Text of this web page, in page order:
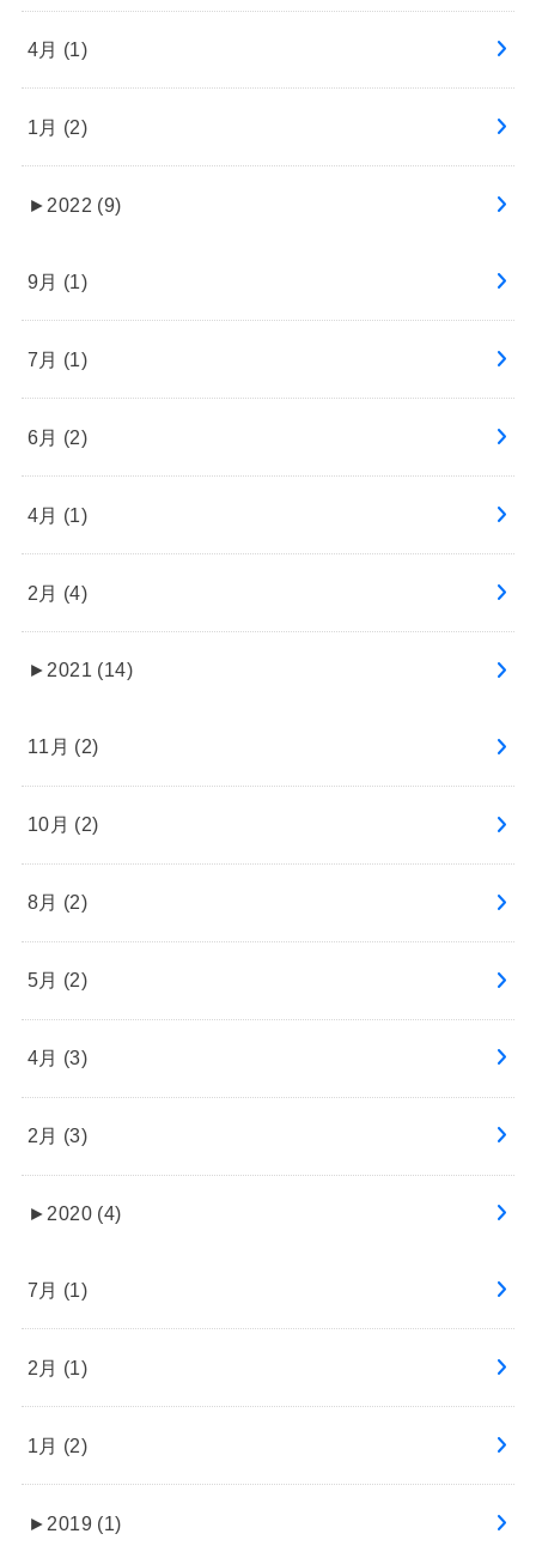
4月 (1)
1月 (2)
► 2022 (9)
9月 (1)
7月 (1)
6月 (2)
4月 (1)
2月 (4)
► 2021 (14)
11月 (2)
10月 (2)
8月 (2)
5月 (2)
4月 (3)
2月 (3)
► 2020 (4)
7月 (1)
2月 (1)
1月 (2)
► 2019 (1)